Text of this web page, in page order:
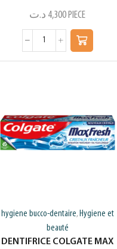
4,300 د.ت PIECE
hygiene bucco-dentaire, Hygiene et
beauté
DENTIFRICE COLGATE MAX